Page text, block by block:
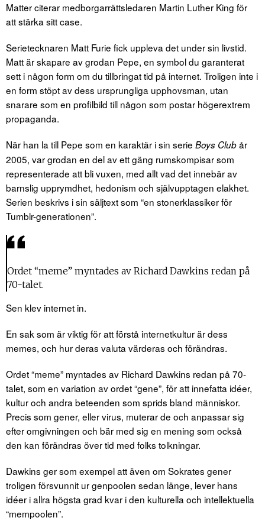
Matter citerar medborgarrättsledaren Martin Luther King för
att stärka sitt case.
Serietecknaren Matt Furie fick uppleva det under sin livstid.
Matt är skapare av grodan Pepe, en symbol du garanterat
sett i någon form om du tillbringat tid på internet. Troligen inte i
en form stöpt av dess ursprungliga upphovsman, utan
snarare som en profilbild till någon som postar högerextrem
propaganda.
När han la till Pepe som en karaktär i sin serie Boys Clubår
2005, var grodan en del av ett gäng rumskompisar som
representerade att bli vuxen, med allt vad det innebär av
barnslig upprymdhet, hedonism och självupptagen elakhet.
Serien beskrivs i sin säljtext som “en stonerklassiker för
Tumblr-generationen”.
Ordet “meme” myntades av Richard Dawkins redan på
70-talet.
Sen klev internet in.
En sak som är viktig för att förstå internetkultur är dess
memes, och hur deras valuta värderas och förändras.
Ordet “meme” myntades av Richard Dawkins redan på 70-
talet, som en variation av ordet “gene”, för att innefatta idéer,
kultur och andra beteenden som sprids bland människor.
Precis som gener, eller virus, muterar de och anpassar sig
efter omgivningen och bär med sig en mening som också
den kan förändras över tid med folks tolkningar.
Dawkins ger som exempel att även om Sokrates gener
troligen försvunnit ur genpoolen sedan länge, lever hans
idéer i allra högsta grad kvar i den kulturella och intellektuella
“mempoolen”.